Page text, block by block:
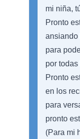
mi niña,
Pronto
ansiando
para
por
Pronto
en los
para
pronto
(Para mi